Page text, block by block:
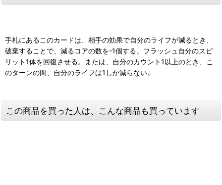
手札にあるこのカードは、相手の効果で自分のライフが減るとき、
破棄することで、減るコアの数を-1個する。フラッシュ自分のスピ
リット1体を回復させる。または、自分のカウント1以上のとき、こ
のターンの間、自分のライフは1しか減らない。
この商品を買った人は、こんな商品も買っています